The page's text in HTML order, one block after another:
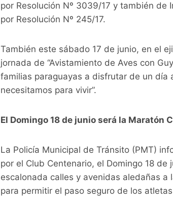
por Resolución Nº 3039/17 y también de
por Resolución Nº 245/17.
También este sábado 17 de junio, en el
jornada de “Avistamiento de Aves con
familias paraguayas a disfrutar de un día
necesitamos para vivir”.
El Domingo 18 de junio será la Maratón
La Policía Municipal de Tránsito (PMT)
por el Club Centenario, el Domingo 18
escalonada calles y avenidas aledañas
para permitir el paso seguro de los